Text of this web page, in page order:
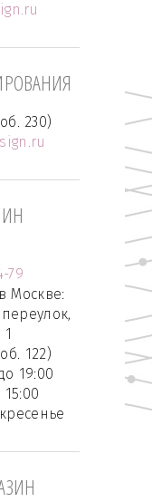
230)
79
Москве:
122)
19:00